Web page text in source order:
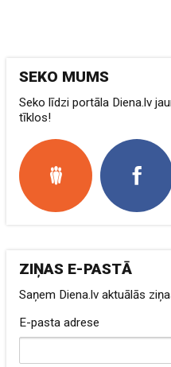
SEKO MUMS
Seko līdzi portāla Diena.lv
tīklos!
ZIŅAS E-PASTĀ
Saņem Diena.lv aktuālās
E-pasta adrese